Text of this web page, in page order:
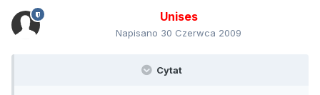
Unises
Napisano 30 Czerwca 2009
Cytat